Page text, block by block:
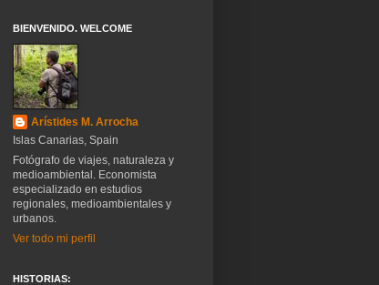
BIENVENIDO. WELCOME
Arístides M. Arrocha
Islas Canarias, Spain
Fotógrafo de viajes, naturaleza y
medioambiental. Economista
especializado en estudios
regionales, medioambientales y
urbanos.
Ver todo mi perfil
HISTORIAS: